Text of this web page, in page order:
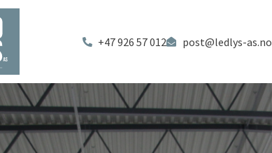
+47 926 57 012 post@ledlys-as.no